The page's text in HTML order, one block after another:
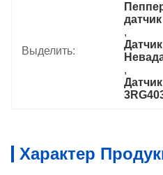
Выделить:
,
,
Характер